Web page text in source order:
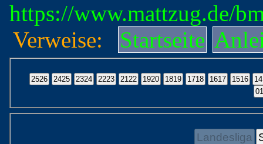
https://www.mattzug.de/
Verweise:
Startseite
Landesliga